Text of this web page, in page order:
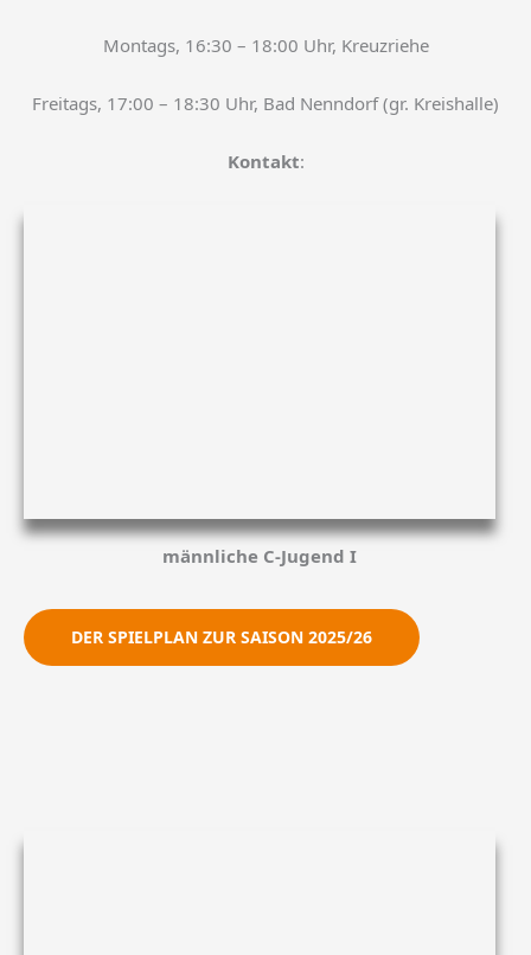
Montags, 16:30 – 18:00 Uhr, Kreuzriehe
Freitags, 17:00 – 18:30 Uhr, Bad Nenndorf (gr. Kreishalle)
Kontakt:
männliche C-Jugend I
DER SPIELPLAN ZUR SAISON 2025/26